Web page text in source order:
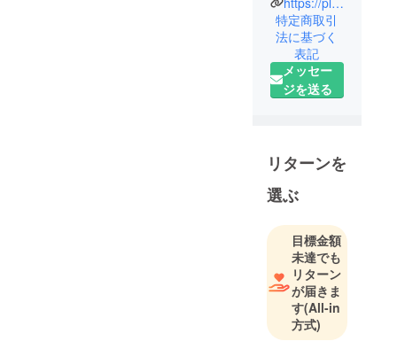
弊社は、
1990年設立
の設立以
来、時代に
合わせて
てきまし
た。現在
は、自社オ
品をはじ
め、スマホ
関連商品、
生活雑貨、
食品など広
域ジャンル
特定商取引
法に基づく
表記
メッセー
ジを送る
リターンを
選ぶ
目標金額
未達でも
リターン
が届きま
す(All-in
方式)